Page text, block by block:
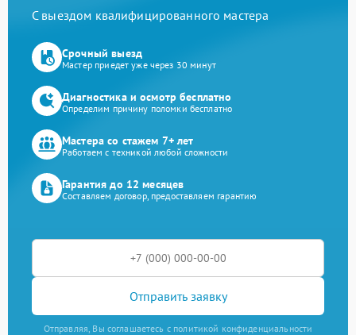
С выездом квалифицированного мастера
Срочный выезд
Мастер приедет уже через 30 минут
Диагностика и осмотр бесплатно
Определим причину поломки бесплатно
Мастера со стажем 7+ лет
Работаем с техникой любой сложности
Гарантия до 12 месяцев
Составляем договор, предоставляем гарантию
Отправить заявку
Отправляя, Вы соглашаетесь с политикой конфиденциальности